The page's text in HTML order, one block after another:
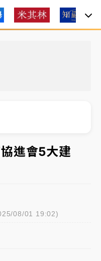
防豪雨 今晚、明天影
未移置車輛最高罰
汽柴油價格維持不變
進會5大建
08/01 19:02)